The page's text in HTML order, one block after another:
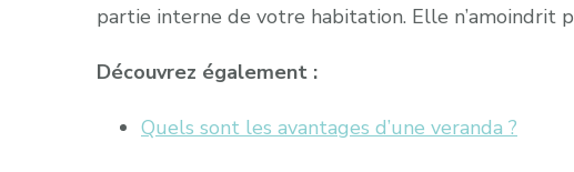
partie interne de votre habitation. Elle n’amoindrit
Découvrez également :
Quels sont les avantages d’une veranda ?